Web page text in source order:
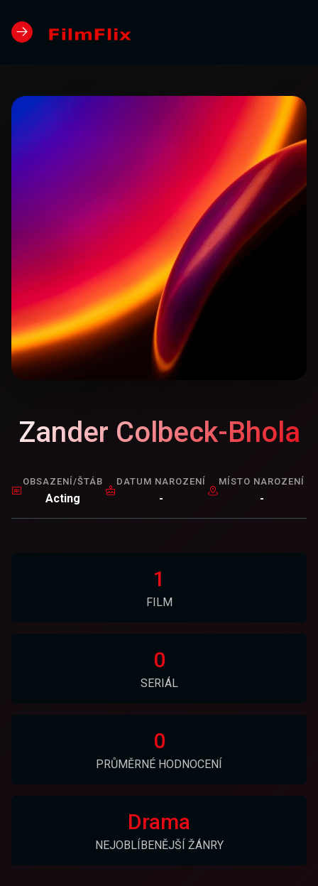
Zander Colbeck-Bhola
OBSAZENÍ/ŠTÁB
Acting
DATUM NAROZENÍ
-
MÍSTO NAROZENÍ
-
1
FILM
0
SERIÁL
0
PRŮMĚRNÉ HODNOCENÍ
Drama
NEJOBLÍBENĚJŠÍ ŽÁNRY